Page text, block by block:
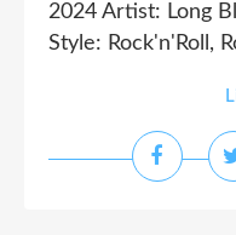
2024 Artist: Long
Style: Rock'n'Roll,